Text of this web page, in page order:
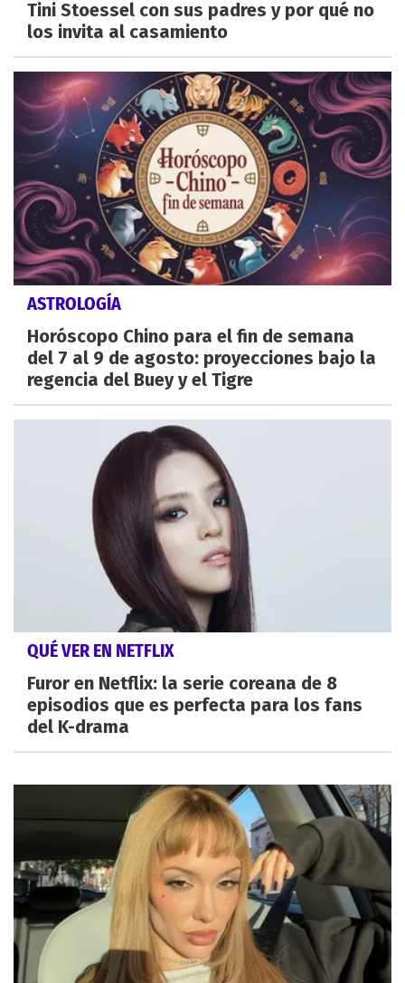
Tini Stoessel con sus padres y por qué no
los invita al casamiento
ASTROLOGÍA
Horóscopo Chino para el fin de semana
del 7 al 9 de agosto: proyecciones bajo la
regencia del Buey y el Tigre
QUÉ VER EN NETFLIX
Furor en Netflix: la serie coreana de 8
episodios que es perfecta para los fans
del K-drama